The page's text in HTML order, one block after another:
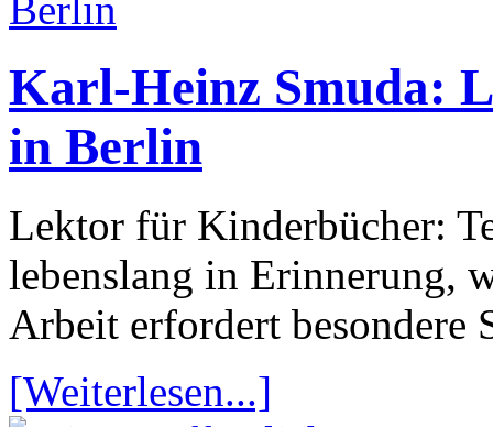
Karl-Heinz Smuda:
in Berlin
Lektor für Kinderbücher:
lebenslang in Erinnerung,
Arbeit erfordert besondere
[Weiterlesen...]